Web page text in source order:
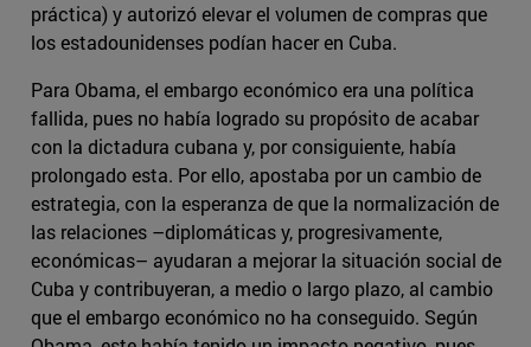
práctica) y autorizó elevar el volumen de compras que
los estadounidenses podían hacer en Cuba.
Para Obama, el embargo económico era una política
fallida, pues no había logrado su propósito de acabar
con la dictadura cubana y, por consiguiente, había
prolongado esta. Por ello, apostaba por un cambio de
estrategia, con la esperanza de que la normalización de
las relaciones –diplomáticas y, progresivamente,
económicas– ayudaran a mejorar la situación social de
Cuba y contribuyeran, a medio o largo plazo, al cambio
que el embargo económico no ha conseguido. Según